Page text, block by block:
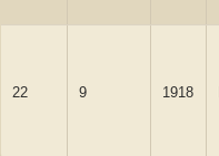
22 9 1918